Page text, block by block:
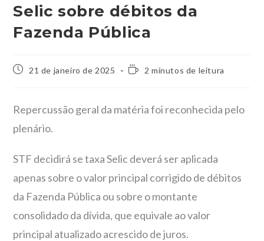
Selic sobre débitos da
Fazenda Pública
21 de janeiro de 2025 2 minutos de leitura
Repercussão geral da matéria foi reconhecida pelo
plenário.
STF decidirá se taxa Selic deverá ser aplicada
apenas sobre o valor principal corrigido de débitos
da Fazenda Pública ou sobre o montante
consolidado da dívida, que equivale ao valor
principal atualizado acrescido de juros.